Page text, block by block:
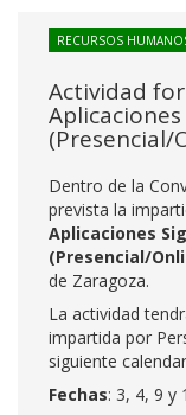
RECURSOS
Actividad
Aplicaciones
(Presencial/
Dentro de la
prevista la
Aplicaciones
(Presencial/
de Zaragoza.
La actividad
impartida por
siguiente
Fechas: 3, 4, 9 y